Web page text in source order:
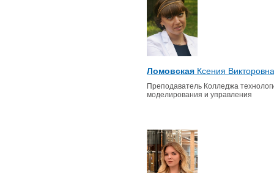
Ломовская Ксения Викторовна
Преподаватель Колледжа
моделирования и управления